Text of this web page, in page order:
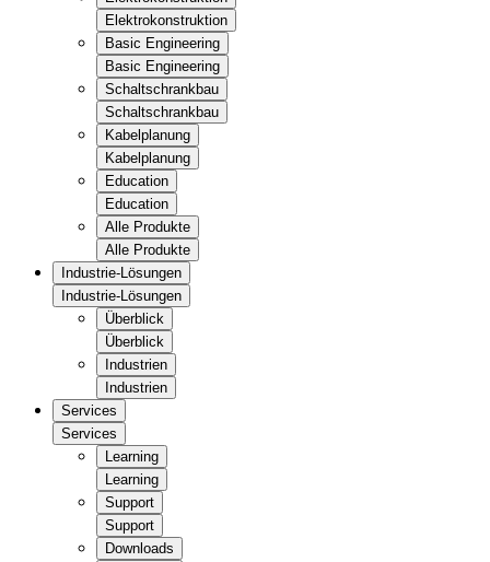
Elektrokonstruktion
Basic Engineering
Basic Engineering
Schaltschrankbau
Schaltschrankbau
Kabelplanung
Kabelplanung
Education
Education
Alle Produkte
Alle Produkte
Industrie-Lösungen
Industrie-Lösungen
Überblick
Überblick
Industrien
Industrien
Services
Services
Learning
Learning
Support
Support
Downloads